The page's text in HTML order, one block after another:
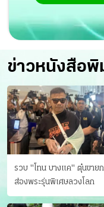
ข่าวหนังสือ
รวบ "โทน บางแค" ตุ๋นขาย
ส่องพระรุ่นพิเศษลวงโลก